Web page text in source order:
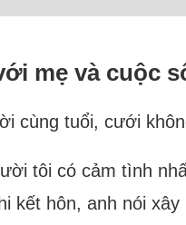
mẹ và cuộc
cùng tuổi, cưới
tôi có cảm tình
kết hôn, anh nói